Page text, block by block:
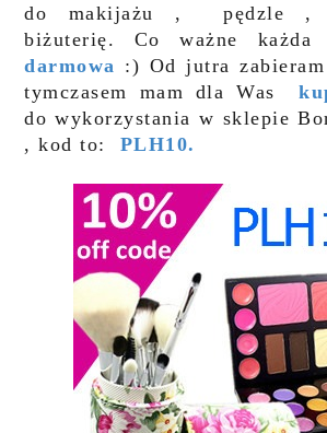
do makijażu , pędzle ,
biżuterię. Co ważne każda
darmowa :) Od jutra
tymczasem mam dla Was
do wykorzystania w sklepie
, kod to:
PLH10.